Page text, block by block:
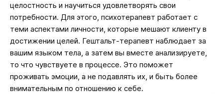
целостность и научиться удовлетворять свои
потребности. Для этого, психотерапевт работает с
теми аспектами личности, которые мешают клиенту в
достижении целей. Гештальт-терапевт наблюдает за
вашим языком тела, а затем вы вместе анализируете,
то что чувствуете в процессе. Это поможет
проживать эмоции, а не подавлять их, и быть более
внимательным по отношению к себе.